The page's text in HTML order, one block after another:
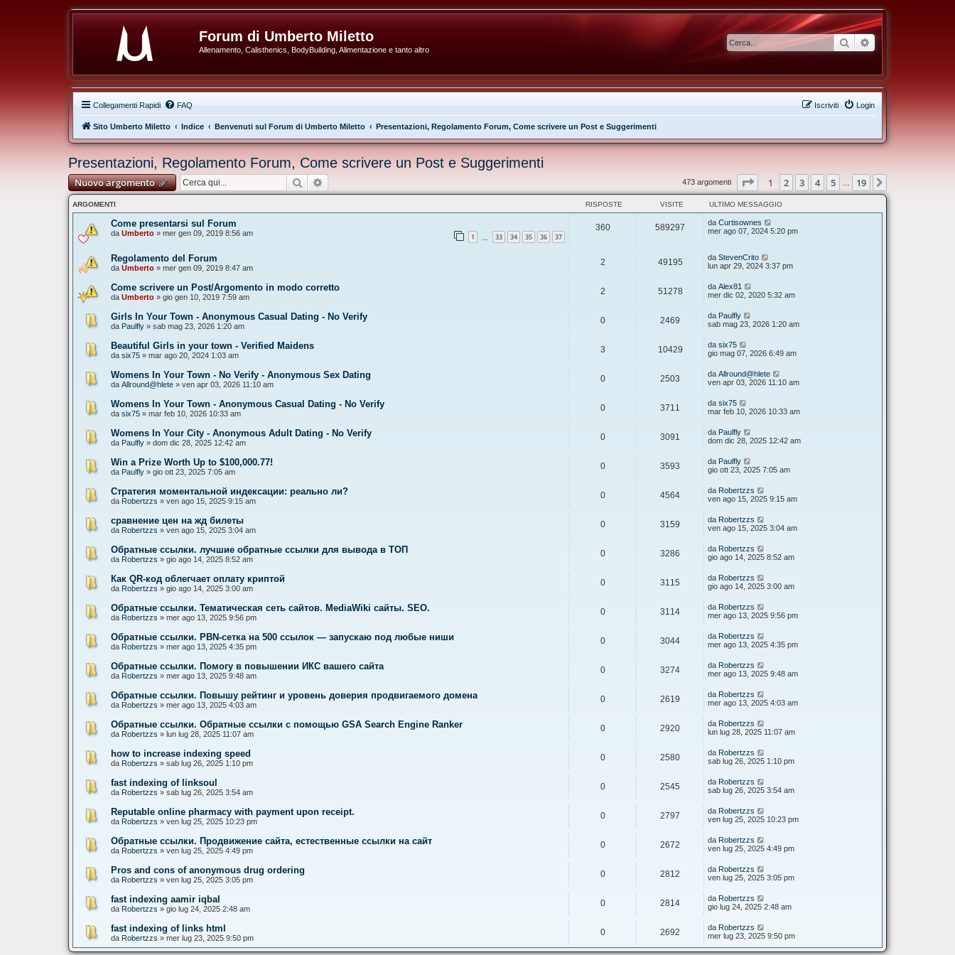
Forum di Umberto Miletto
Allenamento, Calisthenics, BodyBuilding, Alimentazione e tanto altro
Cerca Ricerca avanzata
Collegamenti Rapidi FAQ Login
Iscriviti
Sito Umberto Miletto Indice Benvenuti sul Forum di Umberto Miletto Presentazioni, Regolamento Forum, Come scrivere un Post e Suggerimenti
Presentazioni, Regolamento Forum, Come scrivere un Post e Suggerimenti
Nuovo argomento Cerca 473 argomenti Pagina1 di
1 2 3 4 5 19
ARGOMENTI RISPOSTE VISITE ULTIMO MESSAGGIO
Come presentarsi sul Forum
da Umberto » mer gen 09, 2019 8:56 am 1 … 33 34 35 36 37
360 589297 da Curtisownes
mer ago 07, 2024 5:20 pm
Regolamento del Forum
da Umberto » mer gen 09, 2019 8:47 am
2 49195 da StevenCrito
lun apr 29, 2024 3:37 pm
Come scrivere un Post/Argomento in modo corretto
da Umberto » gio gen 10, 2019 7:59 am
2 51278 da Alex81
mer dic 02, 2020 5:32 am
Girls In Your Town - Anonymous Casual Dating - No Verify
da Paulfly » sab mag 23, 2026 1:20 am
0 2469 da Paulfly
sab mag 23, 2026 1:20 am
Beautiful Girls in your town - Verified Maidens
da six75 » mar ago 20, 2024 1:03 am
3 10429 da six75
gio mag 07, 2026 6:49 am
Womens In Your Town - No Verify - Anonymous Sex Dating
da Allround@hlete » ven apr 03, 2026 11:10 am
0 2503 da Allround@hlete
ven apr 03, 2026 11:10 am
Womens In Your Town - Anonymous Casual Dating - No Verify
da six75 » mar feb 10, 2026 10:33 am
0 3711 da six75
mar feb 10, 2026 10:33 am
Womens In Your City - Anonymous Adult Dating - No Verify
da Paulfly » dom dic 28, 2025 12:42 am
0 3091 da Paulfly
dom dic 28, 2025 12:42 am
Win a Prize Worth Up to $100,000.77!
da Paulfly » gio ott 23, 2025 7:05 am
0 3593 da Paulfly
gio ott 23, 2025 7:05 am
Стратегия моментальной индексации: реально ли?
da Robertzzs » ven ago 15, 2025 9:15 am
0 4564 da Robertzzs
ven ago 15, 2025 9:15 am
сравнение цен на жд билеты
da Robertzzs » ven ago 15, 2025 3:04 am
0 3159 da Robertzzs
ven ago 15, 2025 3:04 am
Обратные ссылки. лучшие обратные ссылки для вывода в ТОП
da Robertzzs » gio ago 14, 2025 8:52 am
0 3286 da Robertzzs
gio ago 14, 2025 8:52 am
Как QR-код облегчает оплату криптой
da Robertzzs » gio ago 14, 2025 3:00 am
0 3115 da Robertzzs
gio ago 14, 2025 3:00 am
Обратные ссылки. Тематическая сеть сайтов. MediaWiki сайты. SEO.
da Robertzzs » mer ago 13, 2025 9:56 pm
0 3114 da Robertzzs
mer ago 13, 2025 9:56 pm
Обратные ссылки. PBN-сетка на 500 ссылок — запускаю под любые ниши
da Robertzzs » mer ago 13, 2025 4:35 pm
0 3044 da Robertzzs
mer ago 13, 2025 4:35 pm
Обратные ссылки. Помогу в повышении ИКС вашего сайта
da Robertzzs » mer ago 13, 2025 9:48 am
0 3274 da Robertzzs
mer ago 13, 2025 9:48 am
Обратные ссылки. Повышу рейтинг и уровень доверия продвигаемого домена
da Robertzzs » mer ago 13, 2025 4:03 am
0 2619 da Robertzzs
mer ago 13, 2025 4:03 am
Обратные ссылки. Обратные ссылки с помощью GSA Search Engine Ranker
da Robertzzs » lun lug 28, 2025 11:07 am
0 2920 da Robertzzs
lun lug 28, 2025 11:07 am
how to increase indexing speed
da Robertzzs » sab lug 26, 2025 1:10 pm
0 2580 da Robertzzs
sab lug 26, 2025 1:10 pm
fast indexing of linksoul
da Robertzzs » sab lug 26, 2025 3:54 am
0 2545 da Robertzzs
sab lug 26, 2025 3:54 am
Reputable online pharmacy with payment upon receipt.
da Robertzzs » ven lug 25, 2025 10:23 pm
0 2797 da Robertzzs
ven lug 25, 2025 10:23 pm
Обратные ссылки. Продвижение сайта, естественные ссылки на сайт
da Robertzzs » ven lug 25, 2025 4:49 pm
0 2672 da Robertzzs
ven lug 25, 2025 4:49 pm
Pros and cons of anonymous drug ordering
da Robertzzs » ven lug 25, 2025 3:05 pm
0 2812 da Robertzzs
ven lug 25, 2025 3:05 pm
fast indexing aamir iqbal
da Robertzzs » gio lug 24, 2025 2:48 am
0 2814 da Robertzzs
gio lug 24, 2025 2:48 am
fast indexing of links html
da Robertzzs » mer lug 23, 2025 9:50 pm
0 2692 da Robertzzs
mer lug 23, 2025 9:50 pm